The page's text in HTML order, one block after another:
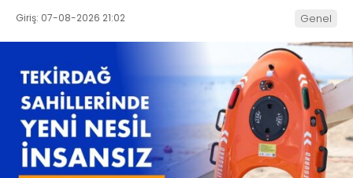
Giriş: 07-08-2026 21:02 Genel